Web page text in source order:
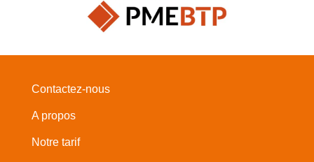
Contactez-nous
A propos
Notre tarif